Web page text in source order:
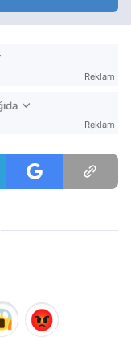
Reklam
Reklam